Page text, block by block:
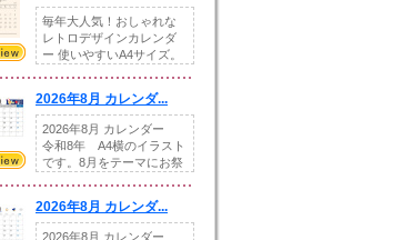
毎年大人気！おしゃれな
レトロデザインカレンダ
ー 使いやすいA4サイズ。
2026年8月 カレンダ...
2026年8月 カレンダー
令和8年 A4横のイラスト
です。8月をテーマにお祭
2026年8月 カレンダ...
2026年8月 カレンダー